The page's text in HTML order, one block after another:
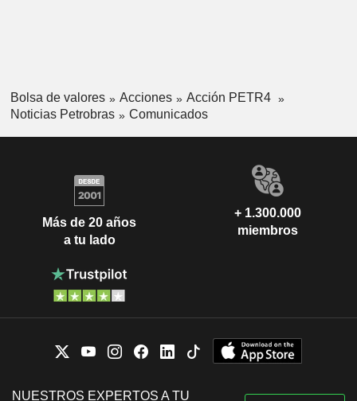
Bolsa de valores Acciones
Acción PETR4
Noticias Petrobras
Comunicados
Más de 20 años
a tu lado
+ 1.300.000
miembros
NUESTROS EXPERTOS A TU